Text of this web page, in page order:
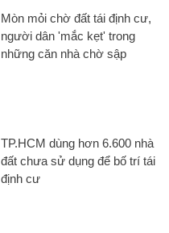
Mòn mỏi chờ đất tái định cư,
người dân 'mắc kẹt' trong
những căn nhà chờ sập
TP.HCM dùng hơn 6.600 nhà
đất chưa sử dụng để bố trí tái
định cư